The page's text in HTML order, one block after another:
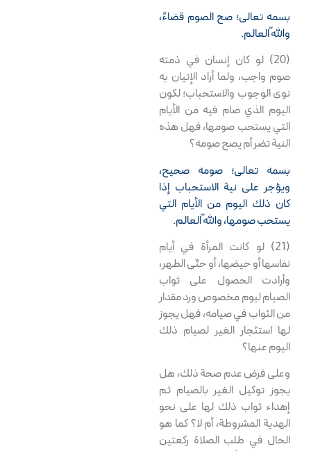
بسمه تعالى؛ صح الصوم قضاءً،
واللّه العالم.
(20) لو كان إنسان في ذمته
صوم واجب، ولما أراد الإتيان به
نوى الوجوب والاستحباب؛ لكون
اليوم الذي صام فيه من الأيام
التي يستحب صومها، فهل هذه
النية تضر أم يصح صومه؟
بسمه تعالى؛ صومه صحيح،
ويؤجر على نية الاستحباب إذا
كان ذلك اليوم من الأيام التي
يستحب صومها، واللّه العالم.
(21) لو كانت المرأة في أيام
نفاسها أو حيضها، أو حتّى الطهر،
وأرادت الحصول على ثواب
الصيام ليوم مخصوص ورد مقدار
من الثواب في صيامه، فهل يجوز
لها استئجار الغير لصيام ذلك
اليوم عنها؟
وعلى فرض عدم صحة ذلك، هل
يجوز توكيل الغير بالصيام ثم
إهداء ثواب ذلك لها على نحو
الهدية المشروطة، أم لا؟ كما هو
الحال في طلب الصلاة ركعتين